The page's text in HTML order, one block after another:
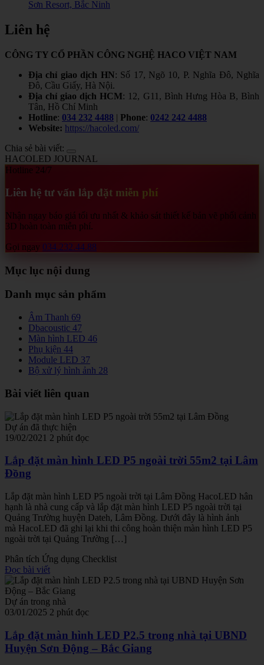
Sơn Resort, Bắc Ninh
Liên hệ
CÔNG TY CỔ PHẦN CÔNG NGHỆ HACO VIỆT NAM
Địa chỉ giao dịch HN: Số 17, Ngõ 10, P. Nghĩa Đô, Nghĩa
Đô, Cầu Giấy, Hà Nội.
Địa chỉ giao dịch HCM: 12, G11, Bình Hưng Hòa B, Bình
Tân, Hồ Chí Minh
Hotline: 034 232 4488 | Phone: 0242 242 4488
Website: https://hacoled.com/
Chia sẻ bài viết:
HACOLED JOURNAL
Hotline 24/7
Liên hệ tư vấn lắp đặt miễn phí
Nhận ngay báo giá tối ưu nhất & khảo sát thiết kế bản vẽ phối cảnh
3D hoàn toàn miễn phí.
Gọi ngay 034.232.44.88
Mục lục nội dung
Danh mục sản phẩm
Âm Thanh 69
Dbacoustic 47
Màn hình LED 46
Phụ kiện 44
Module LED 37
Bộ xử lý hình ảnh 28
Bài viết liên quan
Dự án đã thực hiện
19/02/2021 2 phút đọc
Lắp đặt màn hình LED P5 ngoài trời 55m2 tại Lâm
Đồng
Lắp đặt màn hình LED P5 ngoài trời tại Lâm Đồng HacoLED hân
hạnh là nhà cung cấp và lắp đặt màn hình LED P5 ngoài trời tại
Quảng Trường huyện Dateh, Lâm Đồng. Dưới đây là hình ảnh
mà HacoLED đã ghi lại khi thi công hoàn thiện màn hình LED P5
ngoài trời tại Quảng Trường […]
Phân tích Ứng dụng Checklist
Đọc bài viết
Dự án trong nhà
03/01/2025 2 phút đọc
Lắp đặt màn hình LED P2.5 trong nhà tại UBND
Huyện Sơn Động – Bắc Giang